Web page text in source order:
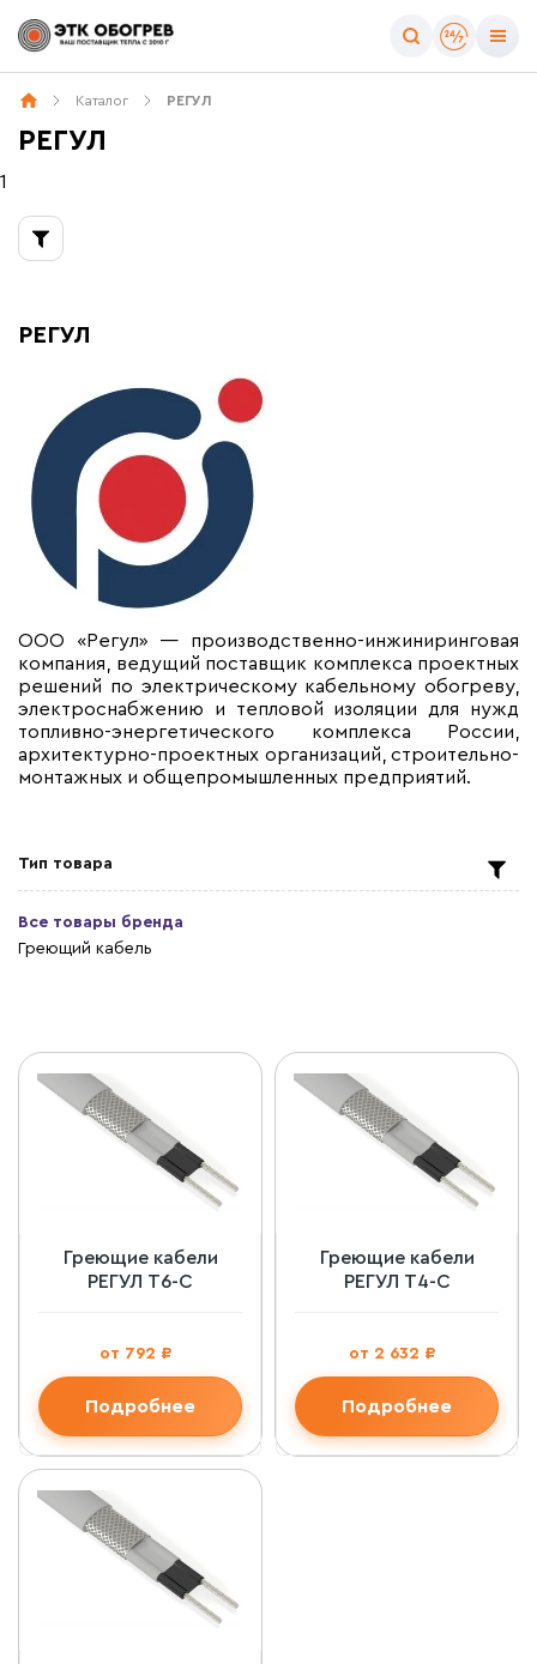
Каталог РЕГУЛ
РЕГУЛ
1
Тип товара
Все товары бренда
Греющий кабель
РЕГУЛ
ООО «Регул» — производственно-инжиниринговая
компания, ведущий поставщик комплекса проектных
решений по электрическому кабельному обогреву,
электроснабжению и тепловой изоляции для нужд
топливно-энергетического комплекса России,
архитектурно-проектных организаций, строительно-
монтажных и общепромышленных предприятий.
Тип товара
Все товары бренда
Греющий кабель
Греющие кабели
РЕГУЛ Т6-С
от 792 ₽
Подробнее
Греющие кабели
РЕГУЛ Т4-С
от 2 632 ₽
Подробнее